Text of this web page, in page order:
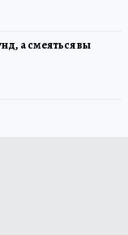
а смеяться вы